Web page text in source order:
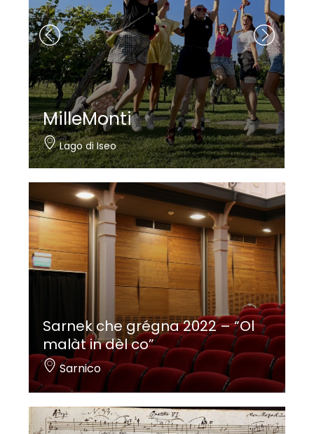
MilleMonti
Lago di Iseo
Sarnek che grégna 2022 – “Ol
malàt in dèl co”
Sarnico